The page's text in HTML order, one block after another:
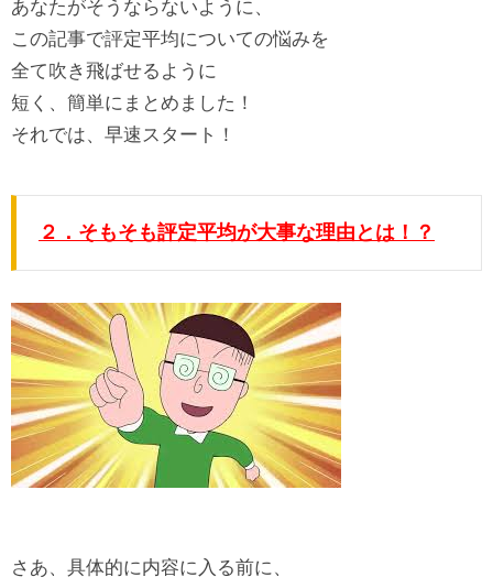
あなたがそうならないように、
この記事で評定平均についての悩みを
全て吹き飛ばせるように
短く、 簡単にまとめました！
それでは、早速スタート！
２．そもそも評定平均が大事な理由とは！？
さあ、具体的に内容に入る前に、